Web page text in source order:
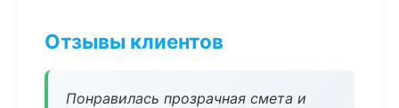
Отзывы клиентов
Понравилась прозрачная смета и